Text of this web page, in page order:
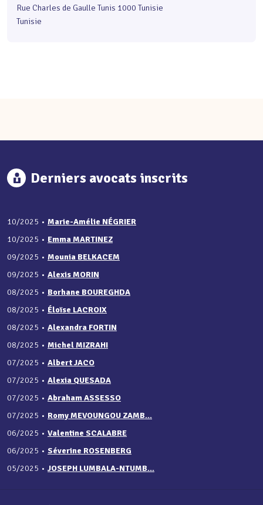
Rue Charles de Gaulle Tunis 1000 Tunisie
Tunisie
Derniers avocats inscrits
10/2025 • Marie-Amélie NÉGRIER
10/2025 • Emma MARTINEZ
09/2025 • Mounia BELKACEM
09/2025 • Alexis MORIN
08/2025 • Borhane BOUREGHDA
08/2025 • Éloïse LACROIX
08/2025 • Alexandra FORTIN
08/2025 • Michel MIZRAHI
07/2025 • Albert JACO
07/2025 • Alexia QUESADA
07/2025 • Abraham ASSESSO
07/2025 • Romy MEVOUNGOU ZAMB...
06/2025 • Valentine SCALABRE
06/2025 • Séverine ROSENBERG
05/2025 • JOSEPH LUMBALA-NTUMB...